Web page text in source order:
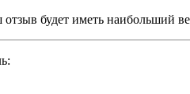
будет иметь наибольший